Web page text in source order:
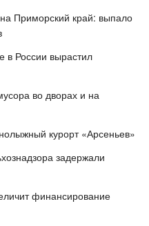
Приморский край: выпало
в России вырастил
во дворах и на
курорт «Арсеньев»
задержали
финансирование